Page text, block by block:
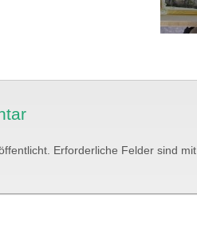
Erforderliche Felder sind mit